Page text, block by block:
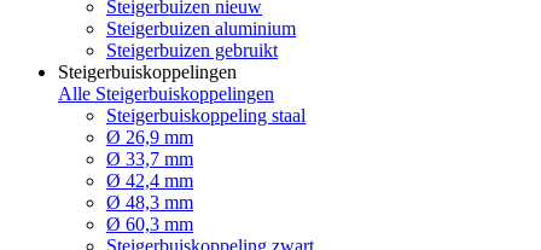
Steigerbuizen nieuw
Steigerbuizen aluminium
Steigerbuizen gebruikt
Steigerbuiskoppelingen
Alle Steigerbuiskoppelingen
Steigerbuiskoppeling staal
Ø 26,9 mm
Ø 33,7 mm
Ø 42,4 mm
Ø 48,3 mm
Ø 60,3 mm
Steigerbuiskoppeling zwart